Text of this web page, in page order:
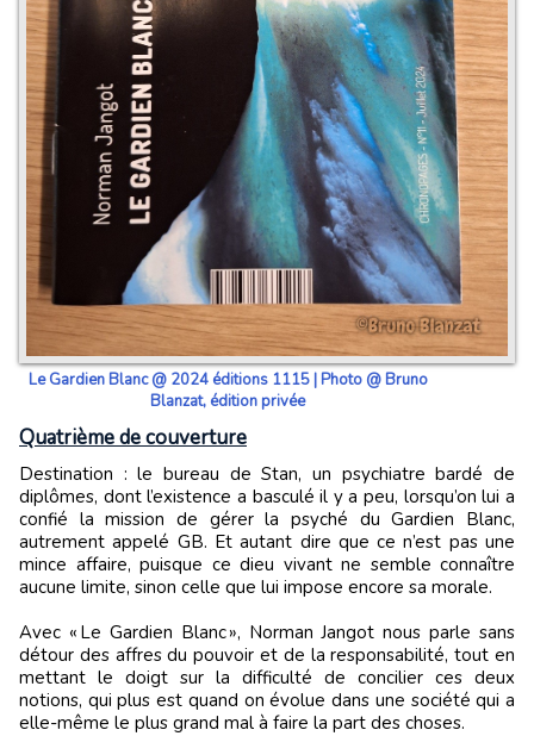
Le Gardien Blanc @ 2024 éditions 1115 | Photo @ Bruno
Blanzat, édition privée
Quatrième de couverture
Destination : le bureau de Stan, un psychiatre bardé de
diplômes, dont l’existence a basculé il y a peu, lorsqu’on lui a
confié la mission de gérer la psyché du Gardien Blanc,
autrement appelé GB. Et autant dire que ce n’est pas une
mince affaire, puisque ce dieu vivant ne semble connaître
aucune limite, sinon celle que lui impose encore sa morale.
Avec « Le Gardien Blanc », Norman Jangot nous parle sans
détour des affres du pouvoir et de la responsabilité, tout en
mettant le doigt sur la difficulté de concilier ces deux
notions, qui plus est quand on évolue dans une société qui a
elle-même le plus grand mal à faire la part des choses.